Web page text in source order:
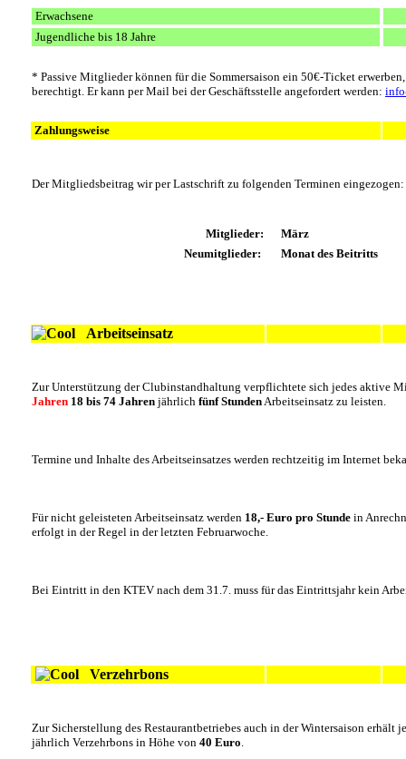
Erwachsene
Jugendliche bis 18 Jahre
* Passive Mitglieder können für die Sommersaison ein 50€-Ticket
berechtigt. Er kann per Mail bei der Geschäftsstelle angefordert werden:
Zahlungsweise
Der Mitgliedsbeitrag wir per Lastschrift zu folgenden Terminen eingezogen:
Mitglieder:
März
Neumitglieder:
Monat des Beitritts
Arbeitseinsatz
Zur Unterstützung der Clubinstandhaltung verpflichtete sich jedes aktive
Jahren 18 bis 74 Jahren jährlich fünf StundenArbeitseinsatz zu leisten.
Termine und Inhalte des Arbeitseinsatzes werden rechtzeitig im Internet
Für nicht geleisteten Arbeitseinsatz werden 18,- Euro pro Stunde in
erfolgt in der Regel in der letzten Februarwoche.
Bei Eintritt in den KTEV nach dem 31.7. muss für das Eintrittsjahr kein
Verzehrbons
Zur Sicherstellung des Restaurantbetriebes auch in der Wintersaison erhält
jährlich Verzehrbons in Höhe von 40 Euro.